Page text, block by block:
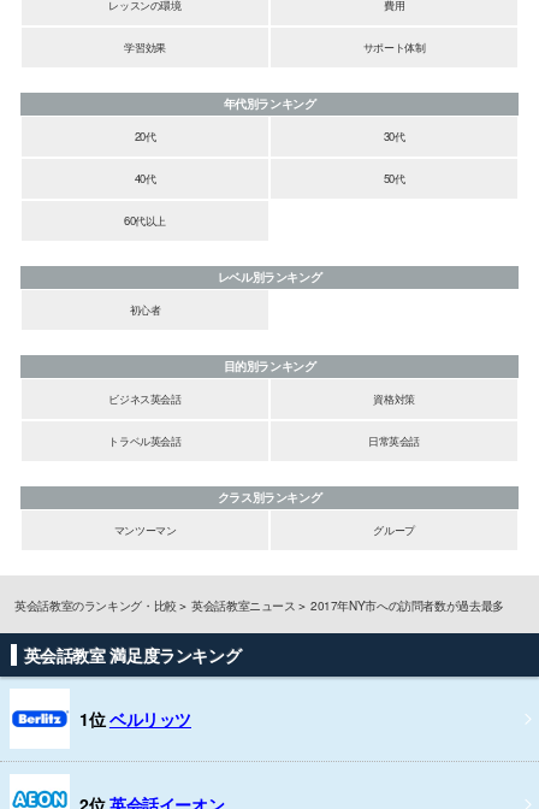
レッスンの環境 費用
学習効果 サポート体制
年代別ランキング
20代
30代
40代 50代
60代以上
レベル別ランキング
初心者
目的別ランキング
ビジネス英会話
資格対策
トラベル英会話 日常英会話
クラス別ランキング
マンツーマン
グループ
英会話教室のランキング・比較 英会話教室ニュース 2017年NY市への訪問者数が過去最多
英会話教室 満足度ランキング
1位ベルリッツ
2位英会話イーオン